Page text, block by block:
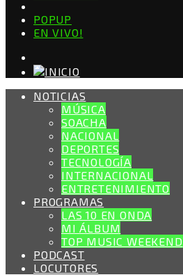
POPUP
EN VIVO!
NOTICIAS
MÚSICA
SOACHA
NACIONAL
DEPORTES
TECNOLOGÍA
INTERNACIONAL
ENTRETENIMIENTO
PROGRAMAS
LAS 10 EN ONDA
MI ÁLBUM
TOP MUSIC WEEKEND
PODCAST
LOCUTORES